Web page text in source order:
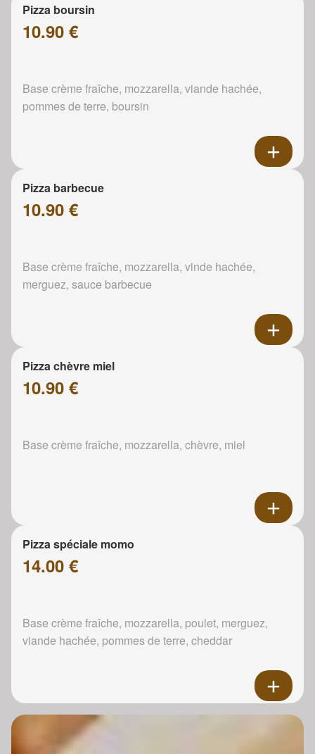
Pizza boursin
10.90 €
Base crème fraîche, mozzarella, viande hachée,
pommes de terre, boursin
Pizza barbecue
10.90 €
Base crème fraîche, mozzarella, vinde hachée,
merguez, sauce barbecue
Pizza chèvre miel
10.90 €
Base crème fraîche, mozzarella, chèvre, miel
Pizza spéciale momo
14.00 €
Base crème fraîche, mozzarella, poulet, merguez,
viande hachée, pommes de terre, cheddar